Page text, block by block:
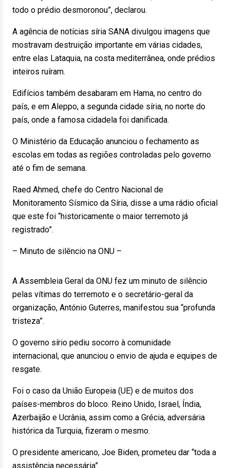
todo o prédio desmoronou”, declarou.
A agência de notícias síria SANA divulgou imagens que
mostravam destruição importante em várias cidades,
entre elas Lataquia, na costa mediterrânea, onde prédios
inteiros ruíram.
Edifícios também desabaram em Hama, no centro do
país, e em Aleppo, a segunda cidade síria, no norte do
país, onde a famosa cidadela foi danificada.
O Ministério da Educação anunciou o fechamento as
escolas em todas as regiões controladas pelo governo
até o fim de semana.
Raed Ahmed, chefe do Centro Nacional de
Monitoramento Sísmico da Síria, disse a uma rádio oficial
que este foi “historicamente o maior terremoto já
registrado”.
– Minuto de silêncio na ONU –
A Assembleia Geral da ONU fez um minuto de silêncio
pelas vítimas do terremoto e o secretário-geral da
organização, António Guterres, manifestou sua “profunda
tristeza”.
O governo sírio pediu socorro à comunidade
internacional, que anunciou o envio de ajuda e equipes de
resgate.
Foi o caso da União Europeia (UE) e de muitos dos
países-membros do bloco. Reino Unido, Israel, Índia,
Azerbaijão e Ucrânia, assim como a Grécia, adversária
histórica da Turquia, fizeram o mesmo.
O presidente americano, Joe Biden, prometeu dar “toda a
assistência necessária”.